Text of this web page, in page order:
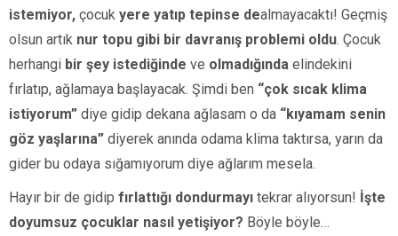
istemiyor, çocuk yere yatıp tepinse dealmayacaktı! Geçmiş
olsun artık nur topu gibi bir davranış problemi oldu. Çocuk
herhangi bir şey istediğinde ve olmadığında elindekini
fırlatıp, ağlamaya başlayacak. Şimdi ben “çok sıcak klima
istiyorum” diye gidip dekana ağlasam o da “kıyamam senin
göz yaşlarına” diyerek anında odama klima taktırsa, yarın da
gider bu odaya sığamıyorum diye ağlarım mesela.
Hayır bir de gidip fırlattığı dondurmayı tekrar alıyorsun! İşte
doyumsuz çocuklar nasıl yetişiyor? Böyle böyle…